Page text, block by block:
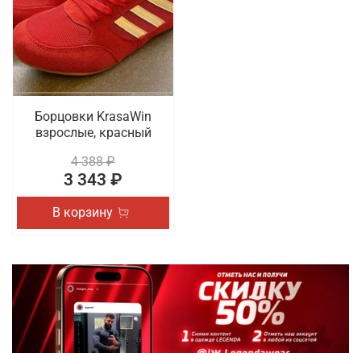
выбор доступны разные актуальные размеры и
трендовые расцветки. В наличии обувь для спорта
на шнуровке. Осуществляется быстрая доставка
оформленных онлайн покупок по Прокопьевску.
Борцовки KrasaWin
взрослые, красный
4 388 ₽
3 343 ₽
В корзину